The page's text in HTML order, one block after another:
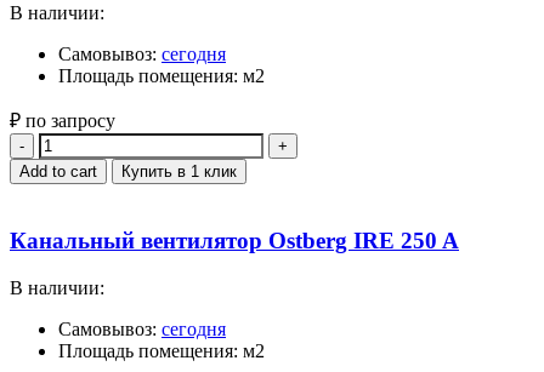
В наличии:
Самовывоз: сегодня
Площадь помещения: м2
₽ по запросу
Quantity
Add to cart Купить в 1 клик
Канальный вентилятор Ostberg IRE 250 A
В наличии:
Самовывоз: сегодня
Площадь помещения: м2